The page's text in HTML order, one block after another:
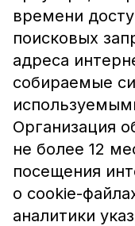
времени
поисковых
адреса
собираемые
Организация
не более 12
посещения
о cookie-
аналитики